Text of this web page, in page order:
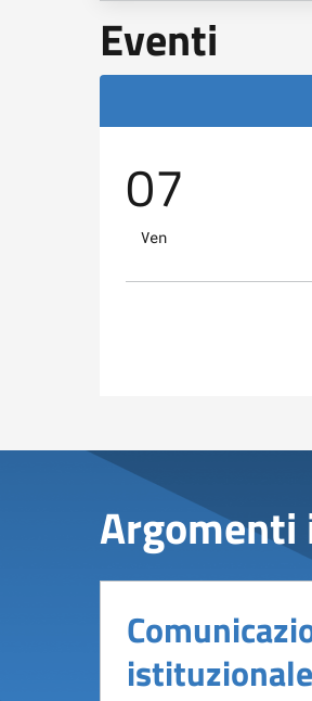
Eventi
07
Ven
Argomenti
istituzionale